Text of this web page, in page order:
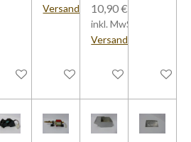
In den Warenkorb
Versandkosten
In den Warenkorb
10,90 €
inkl. MwSt zzgl.
Versandkosten
In den Warenkorb
Bei